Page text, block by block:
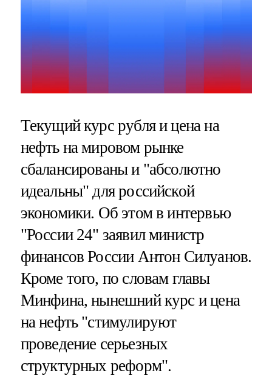
Текущий курс рубля и цена на
нефть на мировом рынке
сбалансированы и "абсолютно
идеальны" для российской
экономики. Об этом в интервью
"России 24" заявил министр
финансов России Антон Силуанов.
Кроме того, по словам главы
Минфина, нынешний курс и цена
на нефть "стимулируют
проведение серьезных
структурных реформ".